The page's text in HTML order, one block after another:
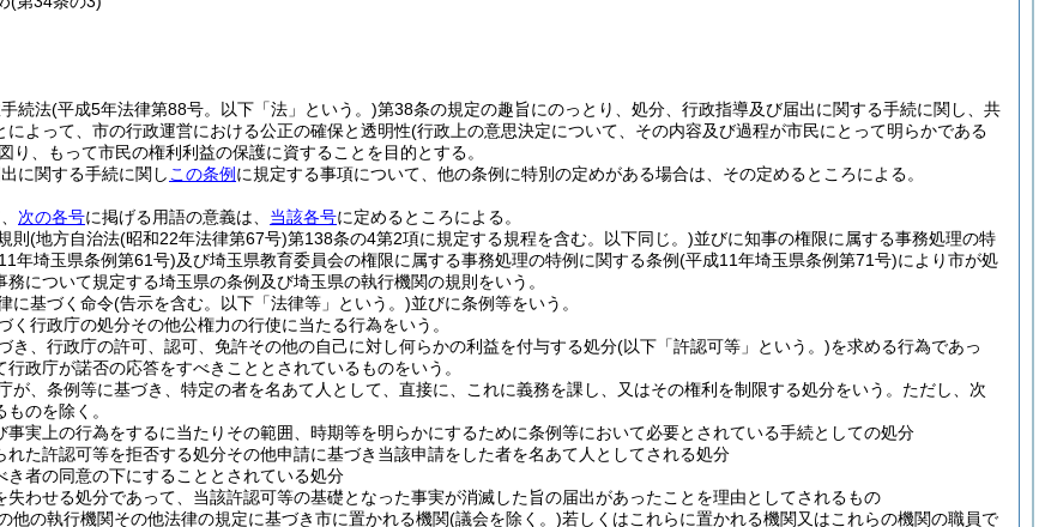
続法(平成5年法律第88号。以下「法」という。)第38条の規定の趣旨にのっとり、処分、行政指導及び届出に関する手続に関し、共
によって、市の行政運営における公正の確保と透明性(行政上の意思決定について、その内容及び過程が市民にとって明らかである
り、もって市民の権利利益の保護に資することを目的とする。
に関する手続に関し この条例 に規定する事項について、他の条例に特別の定めがある場合は、その定めるところによる。
次の各号に掲げる用語の意義は、 当該各号に定めるところによる。
則 (地方自治法(昭和22年法律第67号)第138条の4第2項に規定する規程を含む。以下同じ。)並びに知事の権限に属する事務処理の特
年埼玉県条例第61号)及び埼玉県教育委員会の権限に属する事務処理の特例に関する条例(平成11年埼玉県条例第71号)により市が処
について規定する埼玉県の条例及び埼玉県の執行機関の規則をいう。
に基づく命令(告示を含む。以下「法律等」という。)並びに条例等をいう。
行政庁の処分その他公権力の行使に当たる行為をいう。
、行政庁の許可、認可、免許その他の自己に対し何らかの利益を付与する処分(以下「許認可等」という。)を求める行為であっ
政庁が諾否の応答をすべきこととされているものをいう。
、条例等に基づき、特定の者を名あて人として、直接に、これに義務を課し、又はその権利を制限する処分をいう。 ただし、次
のを除く。
事実上の行為をするに当たりその範囲、時期等を明らかにするために条例等において必要とされている手続としての処分
れた許認可等を拒否する処分その他申請に基づき当該申請をした者を名あて人としてされる処分
き者の同意の下にすることとされている処分
失わせる処分であって、当該許認可等の基礎となった事実が消滅した旨の届出があったことを理由としてされるもの
の執行機関その他法律の規定に基づき市に置かれる機関(議会を除く。)若しくはこれらに置かれる機関又はこれらの機関の職員で